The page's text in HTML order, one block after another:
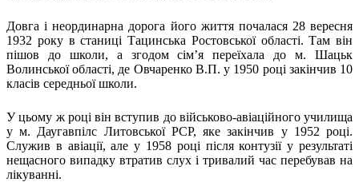
Я досліджую світ
Реєстр перекладачів жестової мови Українського
товариства глухих
Підготовка перекладачів
Атестація
Безбар'єрність для глухих
Вінницька область
Волинська область
Довга і неординарна дорога його життя почалася 28 вересня
1932 року в станиці Тацинська Ростовської області. Там він
пішов до школи, а згодом сім’я переїхала до м. Шацьк
Волинської області, де Овчаренко В.П. у 1950 році закінчив 10
класів середньої школи.
У цьому ж році він вступив до військово-авіаційного училища
у м. Даугавпілс Литовської РСР, яке закінчив у 1952 році.
Служив в авіації, але у 1958 році після контузії у результаті
нещасного випадку втратив слух і тривалий час перебував на
лікуванні.